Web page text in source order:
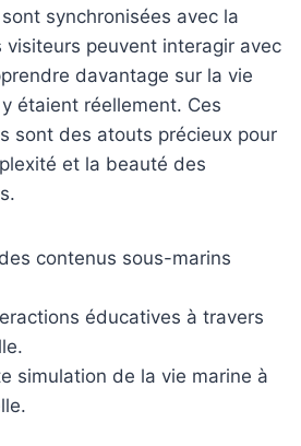
synchronisées avec la
visiteurs peuvent interagir avec
davantage sur la vie
étaient réellement. Ces
sont des atouts précieux pour
et la beauté des
contenus sous-marins
éducatives à travers
simulation de la vie marine à